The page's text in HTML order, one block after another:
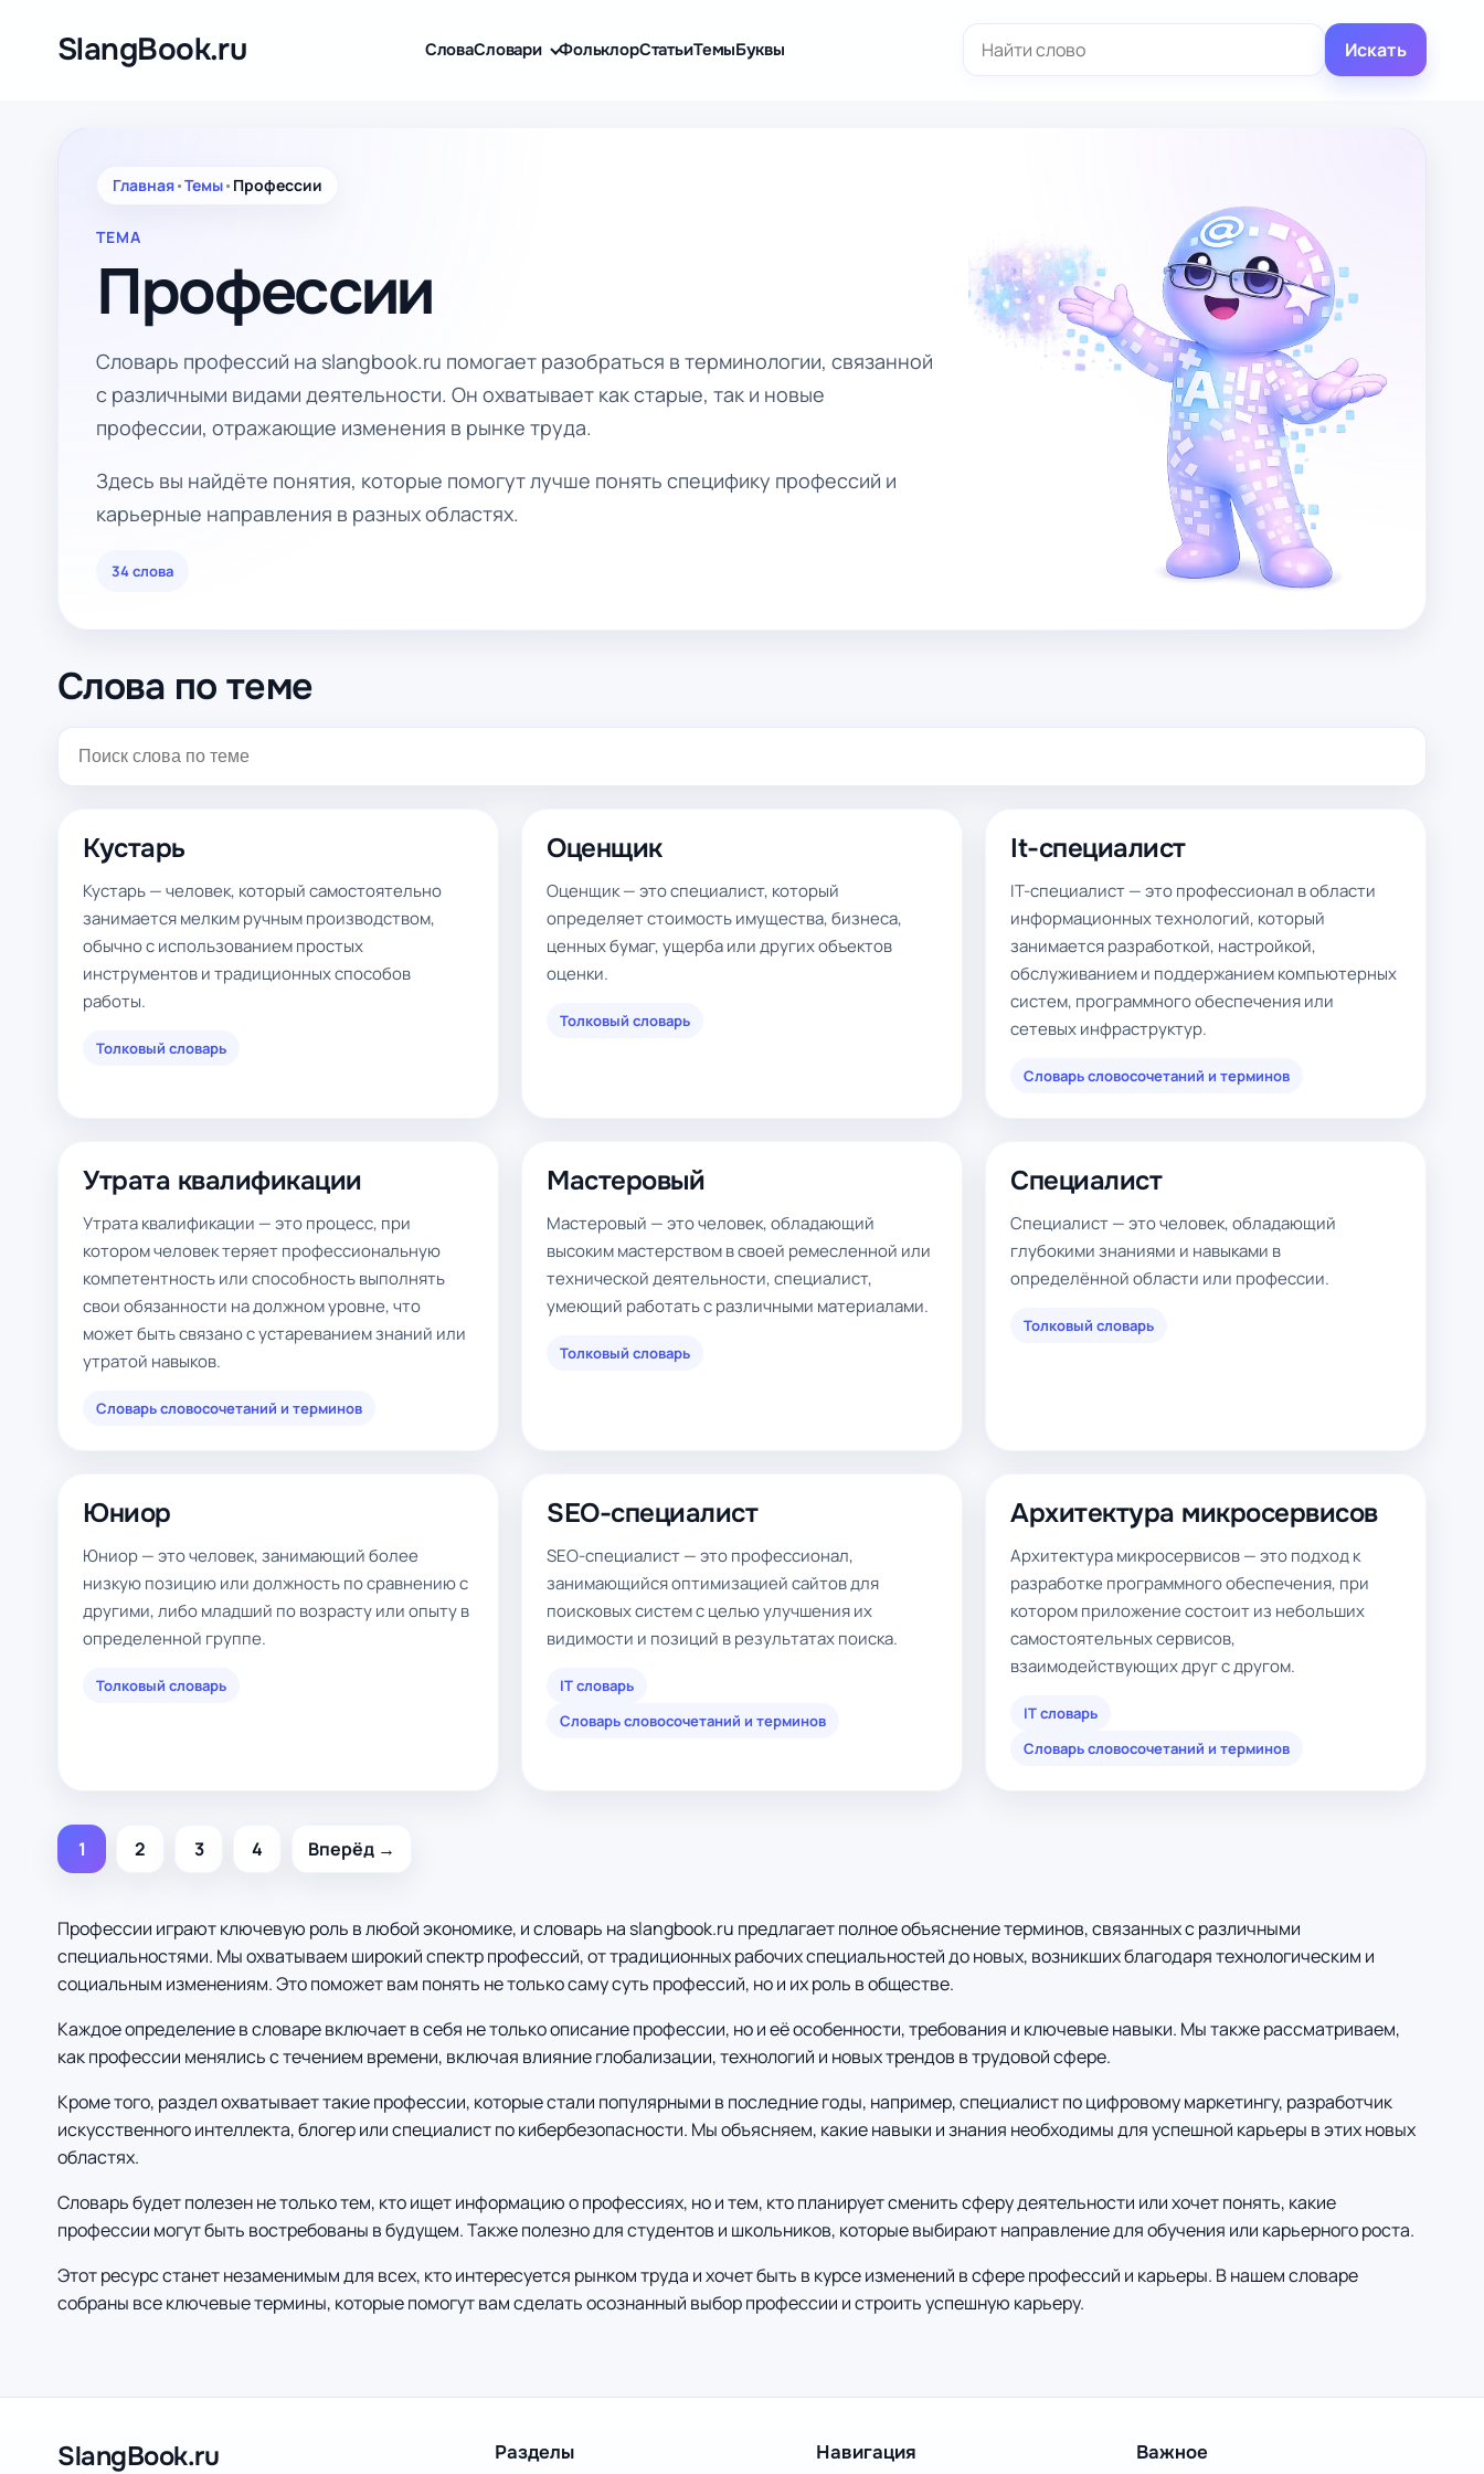
содержимомуSlangBook.ru СловаСловари ФольклорСтатьиТемыБуквы Искать
Главная•Темы• Профессии
ТЕМА
Профессии
Словарь профессий на slangbook.ru помогает разобраться в терминологии, связанной
с различными видами деятельности. Он охватывает как старые, так и новые
профессии, отражающие изменения в рынке труда.
Здесь вы найдёте понятия, которые помогут лучше понять специфику профессий и
карьерные направления в разных областях.
34 слова
Слова по теме
Кустарь
Кустарь — человек, который самостоятельно
занимается мелким ручным производством,
обычно с использованием простых
инструментов и традиционных способов
работы.
Толковый словарь
Оценщик
Оценщик — это специалист, который
определяет стоимость имущества, бизнеса,
ценных бумаг, ущерба или других объектов
оценки.
Толковый словарь
It-специалист
IT-специалист — это профессионал в области
информационных технологий, который
занимается разработкой, настройкой,
обслуживанием и поддержанием компьютерных
систем, программного обеспечения или
сетевых инфраструктур.
Словарь словосочетаний и терминов
Утрата квалификации
Утрата квалификации — это процесс, при
котором человек теряет профессиональную
компетентность или способность выполнять
свои обязанности на должном уровне, что
может быть связано с устареванием знаний или
утратой навыков.
Словарь словосочетаний и терминов
Мастеровый
Мастеровый — это человек, обладающий
высоким мастерством в своей ремесленной или
технической деятельности, специалист,
умеющий работать с различными материалами.
Толковый словарь
Специалист
Специалист — это человек, обладающий
глубокими знаниями и навыками в
определённой области или профессии.
Толковый словарь
Юниор
Юниор — это человек, занимающий более
низкую позицию или должность по сравнению с
другими, либо младший по возрасту или опыту в
определенной группе.
Толковый словарь
SEO-специалист
SEO-специалист — это профессионал,
занимающийся оптимизацией сайтов для
поисковых систем с целью улучшения их
видимости и позиций в результатах поиска.
IT словарь
Словарь словосочетаний и терминов
Архитектура микросервисов
Архитектура микросервисов — это подход к
разработке программного обеспечения, при
котором приложение состоит из небольших
самостоятельных сервисов,
взаимодействующих друг с другом.
IT словарь
Словарь словосочетаний и терминов
1 2 3 4 Вперёд →
Профессии играют ключевую роль в любой экономике, и словарь на slangbook.ru предлагает полное объяснение терминов, связанных с различными
специальностями. Мы охватываем широкий спектр профессий, от традиционных рабочих специальностей до новых, возникших благодаря технологическим и
социальным изменениям. Это поможет вам понять не только саму суть профессий, но и их роль в обществе.
Каждое определение в словаре включает в себя не только описание профессии, но и её особенности, требования и ключевые навыки. Мы также рассматриваем,
как профессии менялись с течением времени, включая влияние глобализации, технологий и новых трендов в трудовой сфере.
Кроме того, раздел охватывает такие профессии, которые стали популярными в последние годы, например, специалист по цифровому маркетингу, разработчик
искусственного интеллекта, блогер или специалист по кибербезопасности. Мы объясняем, какие навыки и знания необходимы для успешной карьеры в этих новых
областях.
Словарь будет полезен не только тем, кто ищет информацию о профессиях, но и тем, кто планирует сменить сферу деятельности или хочет понять, какие
профессии могут быть востребованы в будущем. Также полезно для студентов и школьников, которые выбирают направление для обучения или карьерного роста.
Этот ресурс станет незаменимым для всех, кто интересуется рынком труда и хочет быть в курсе изменений в сфере профессий и карьеры. В нашем словаре
собраны все ключевые термины, которые помогут вам сделать осознанный выбор профессии и строить успешную карьеру.
SlangBook.ru Разделы Навигация Важное